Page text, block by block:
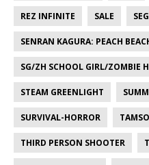
REZ INFINITE SALE
SENRAN KAGURA: PEACH
SG/ZH SCHOOL GIRL/ZOMBIE
STEAM GREENLIGHT
SURVIVAL-HORROR
THIRD PERSON SHOOTER